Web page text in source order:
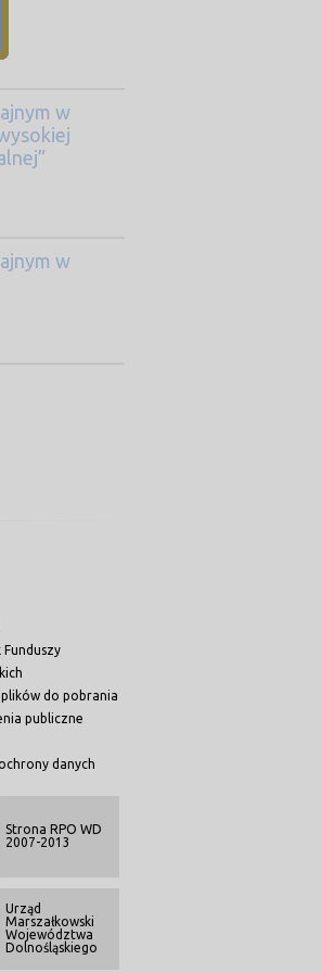
w
w
Funduszy
do pobrania
publiczne
danych
Strona RPO WD
2007-2013
Urząd
Marszałkowski
Województwa
Dolnośląskiego